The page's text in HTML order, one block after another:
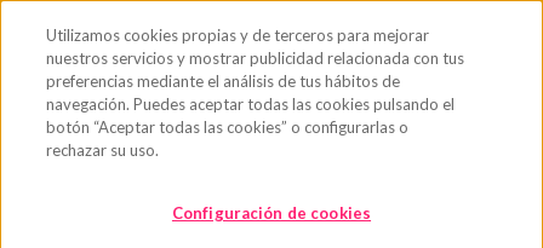
Bebé
Utilizamos cookies propias y de terceros para mejorar
nuestros servicios y mostrar publicidad relacionada con tus
preferencias mediante el análisis de tus hábitos de
navegación. Puedes aceptar todas las cookies pulsando el
botón “Aceptar todas las cookies” o configurarlas o
rechazar su uso.
Configuración de cookies